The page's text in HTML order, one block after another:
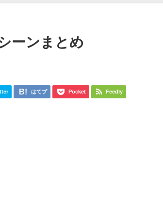
ーンまとめ
はてブ Pocket Feedly